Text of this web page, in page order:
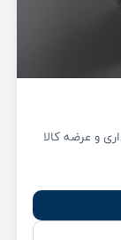
و عرضه کالا